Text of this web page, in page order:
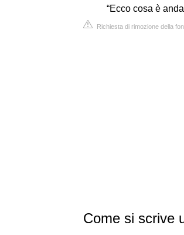
“Ecco cosa è
Richiesta di rimozione della
Come si scrive